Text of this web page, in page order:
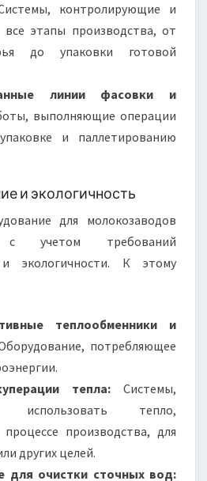
контролирующие и
все этапы производства, от
до упаковки готовой
линии фасовки и
выполняющие операции
и паллетированию
и экологичность
для молокозаводов
с учетом требований
и экологичности. К этому
теплообменники и
потребляющее
тепла: Системы,
использовать тепло,
производства, для
других целей.
для очистки сточных вод: